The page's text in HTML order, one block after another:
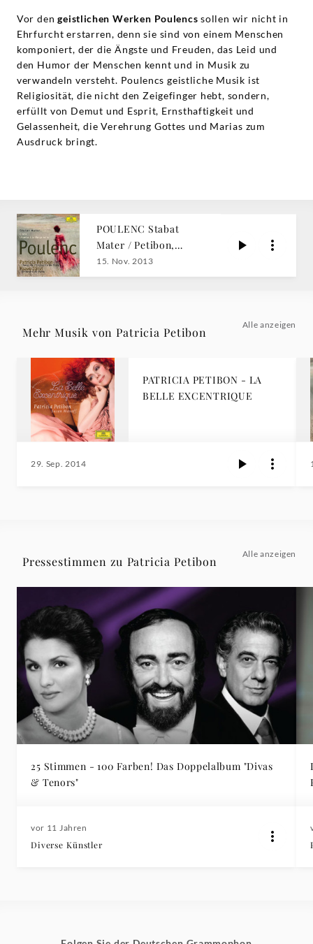
Vor dengeistlichen Werken Poulencs sollen wir nicht in
Ehrfurcht erstarren, denn sie sind von einem Menschen
komponiert, der die Ängste und Freuden, das Leid und
den Humor der Menschen kennt und in Musik zu
verwandeln versteht. Poulencs geistliche Musik ist
Religiosität, die nicht den Zeigefinger hebt, sondern,
erfüllt von Demut und Esprit, Ernsthaftigkeit und
Gelassenheit, die Verehrung Gottes und Marias zum
Ausdruck bringt.
POULENC Stabat
Mater / Petibon,
Paavo Järvi
15. Nov. 2013
Mehr Musik von Patricia Petibon
Alle anzeigen
PATRICIA PETIBON - LA
BELLE EXCENTRIQUE
29. Sep. 2014
Pressestimmen zu Patricia Petibon
Alle anzeigen
25 Stimmen - 100 Farben! Das Doppelalbum "Divas
& Tenors"
vor 11 Jahren
Diverse Künstler